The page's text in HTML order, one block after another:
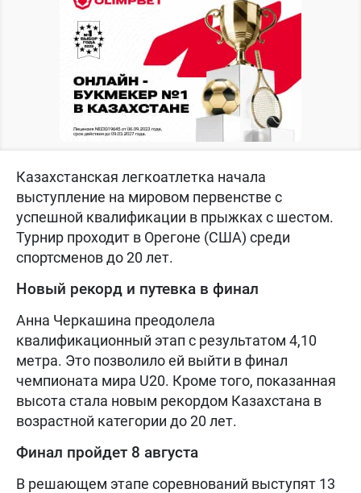
Казахстанская легкоатлетка начала
выступление на мировом первенстве с
успешной квалификации в прыжках с шестом.
Турнир проходит в Орегоне (США) среди
спортсменов до 20 лет.
Новый рекорд и путевка в финал
Анна Черкашина преодолела
квалификационный этап с результатом 4,10
метра. Это позволило ей выйти в финал
чемпионата мира U20. Кроме того, показанная
высота стала новым рекордом Казахстана в
возрастной категории до 20 лет.
Финал пройдет 8 августа
В решающем этапе соревнований выступят 13